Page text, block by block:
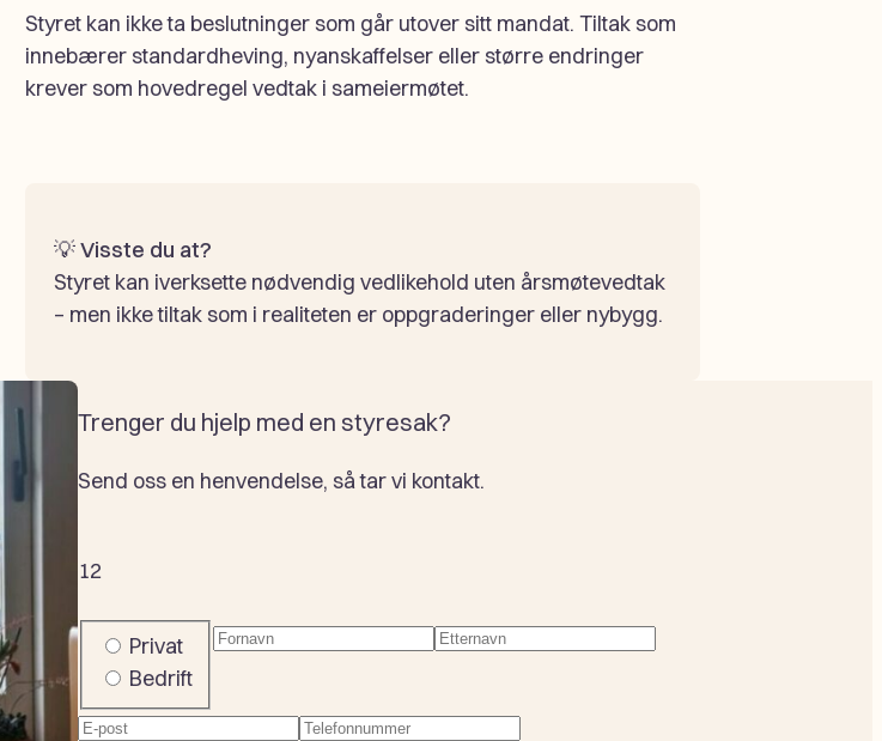
Styret kan ikke ta beslutninger som går utover sitt mandat. Tiltak som
innebærer standardheving, nyanskaffelser eller større endringer
krever som hovedregel vedtak i sameiermøtet.
💡Visste du at?
Styret kan iverksette nødvendig vedlikehold uten årsmøtevedtak
– men ikke tiltak som i realiteten er oppgraderinger eller nybygg.
Trenger du hjelp med en styresak?
Send oss en henvendelse, så tar vi kontakt.
12
Company
or
private
Privat
Bedrift
Fornavn(Påkrevd) Etternavn(Påkrevd)
E-
Telefonnummer(Påkrevd)